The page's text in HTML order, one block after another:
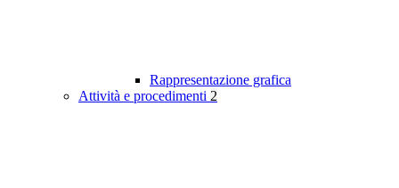
Rappresentazione grafica
Attività e procedimenti 2